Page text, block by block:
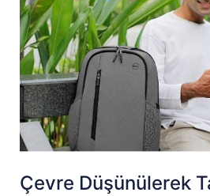
Çevre Düşünülerek